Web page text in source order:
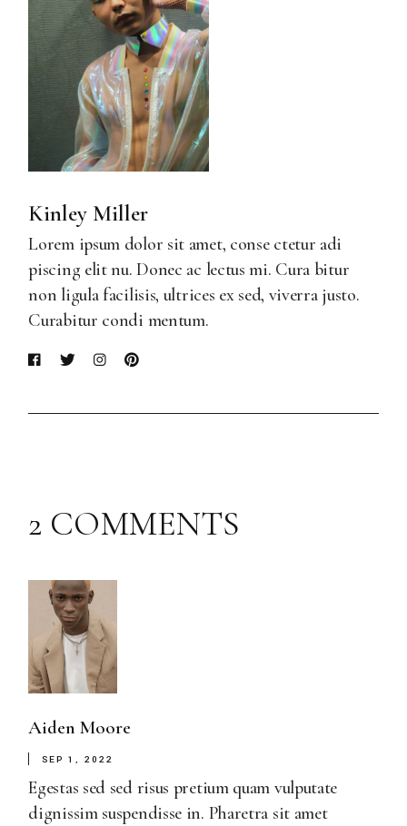
Kinley Miller
Lorem ipsum dolor sit amet, conse ctetur adi
piscing elit nu. Donec ac lectus mi. Cura bitur
non ligula facilisis, ultrices ex sed, viverra justo.
Curabitur condi mentum.
2 COMMENTS
Aiden Moore
SEP 1, 2022
Egestas sed sed risus pretium quam vulputate
dignissim suspendisse in. Pharetra sit amet